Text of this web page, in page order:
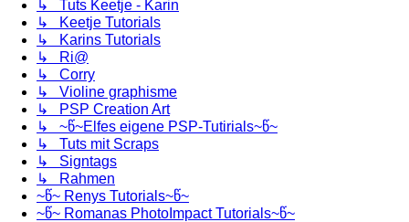
↳ Tuts Keetje - Karin
↳ Keetje Tutorials
↳ Karins Tutorials
↳ Ri@
↳ Corry
↳ Violine graphisme
↳ PSP Creation Art
↳ ~წ~Elfes eigene PSP-Tutirials~წ~
↳ Tuts mit Scraps
↳ Signtags
↳ Rahmen
~წ~ Renys Tutorials~წ~
~წ~ Romanas PhotoImpact Tutorials~წ~